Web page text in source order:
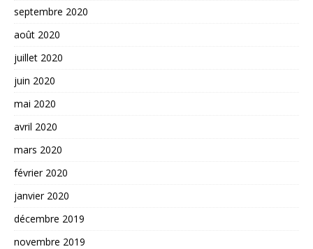
septembre 2020
août 2020
juillet 2020
juin 2020
mai 2020
avril 2020
mars 2020
février 2020
janvier 2020
décembre 2019
novembre 2019